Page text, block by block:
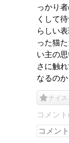
っかり
くして
らしい
った猫
い主の
さに触
なるの
ナイス
コメン